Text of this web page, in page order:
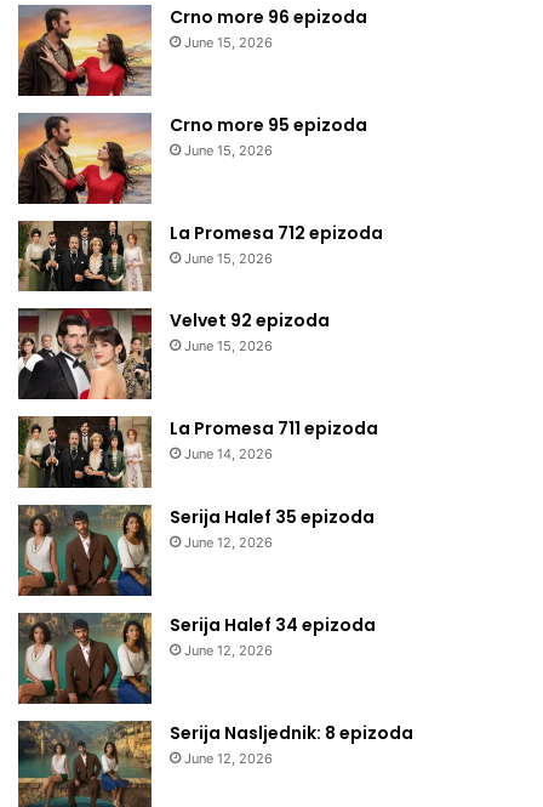
Crno more 96 epizoda
June 15, 2026
Crno more 95 epizoda
June 15, 2026
La Promesa 712 epizoda
June 15, 2026
Velvet 92 epizoda
June 15, 2026
La Promesa 711 epizoda
June 14, 2026
Serija Halef 35 epizoda
June 12, 2026
Serija Halef 34 epizoda
June 12, 2026
Serija Nasljednik: 8 epizoda
June 12, 2026